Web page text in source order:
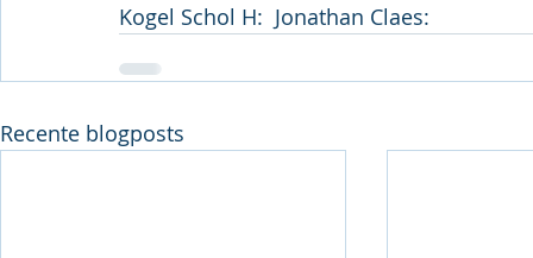
Kogel Schol H:  Jonathan Claes:
Recente blogposts